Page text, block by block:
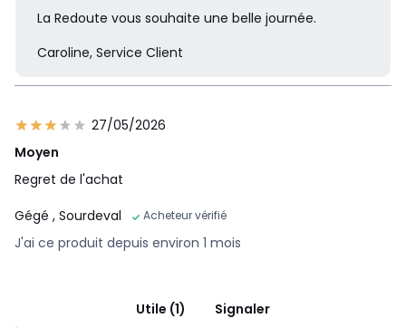
La Redoute vous souhaite une belle journée.
Caroline, Service Client
27/05/2026
Moyen
Regret de l'achat
Gégé , Sourdeval Acheteur vérifié
J'ai ce produit depuis environ 1 mois
Utile (1) Signaler